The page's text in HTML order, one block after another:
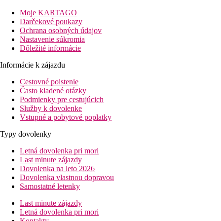
pláže: 150 m
letisko Varna: 40 km
centrá letoviska Albena: 100 km
nákupných možností: 100 m
Popis izby
Dvojlôžková izba
klimatizácia
telefón
TV
kúpeľňa/WC (sušič vlasov)
trezor na recepcii (za poplatok)
minichladnička (zadarmo)
Popis hotela
vstupná hala s recepciou
hlavná reštaurácia
lobby bar
Wi-Fi v spoločných priestoroch (zadarmo)
vonkajší bazén (lehátka a slnečníky zadarmo, podľa
Moje KARTAGO
Darčekové poukazy
Ochrana osobných údajov
Nastavenie súkromia
Dôležité informácie
Informácie k zájazdu
Cestovné poistenie
Často kladené otázky
Podmienky pre cestujúcich
Služby k dovolenke
Vstupné a pobytové poplatky
Typy dovolenky
Letná dovolenka pri mori
Last minute zájazdy
Dovolenka na leto 2026
Dovolenka vlastnou dopravou
Samostatné letenky
Last minute zájazdy
Letná dovolenka pri mori